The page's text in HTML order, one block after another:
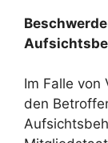
Im Falle von
den